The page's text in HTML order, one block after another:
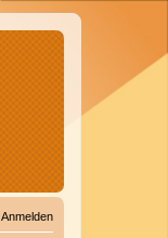
Anmelden